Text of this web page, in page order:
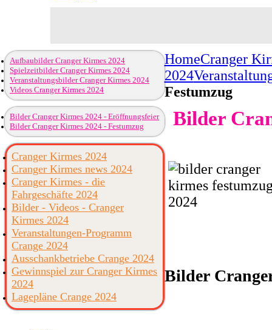
HomeCranger
2024
Festumzug
Bilder
Bilder
Aufbaubilder Cranger Kirmes 2024
Spielzeitbilder Cranger Kirmes 2024
Veranstaltungsbilder Cranger Kirmes 2024
Videos Cranger Kirmes 2024
Bilder Cranger Kirmes 2024 - Eröffnungsfeier
Bilder Cranger Kirmes 2024 - Festumzug
Cranger Kirmes 2024
Cranger Kirmes news 2024
Cranger Kirmes - die
Fahrgeschäfte 2024
Bilder - Videos - Cranger
Kirmes 2024
Veranstaltungen-Programm
Crange 2024
Ausschankbetriebe Crange 2024
Gewinnspiel zur Cranger Kirmes
2024
Lagepläne Crange 2024